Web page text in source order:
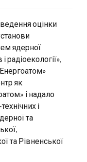
оцінки
ядерної
радіоекології»,
як
і надало
і
та
та Рівненської